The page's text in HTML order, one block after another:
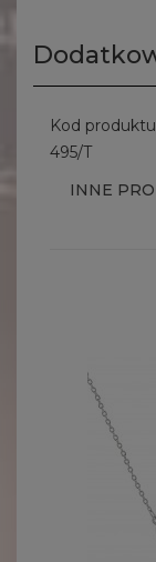
Kod produktu
495/T
INNE